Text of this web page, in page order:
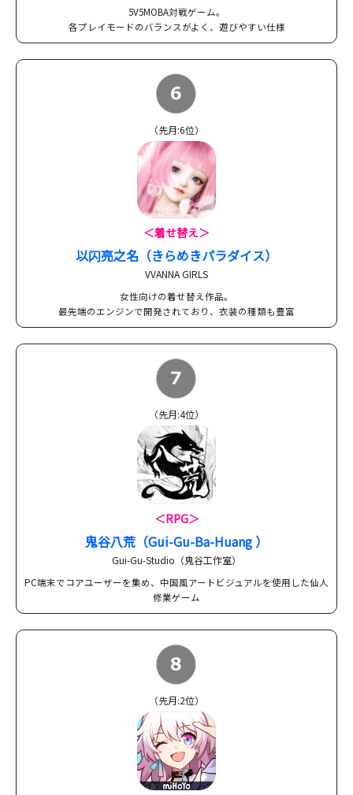
5V5MOBA対戦ゲーム。
各プレイモードのバランスがよく、遊びやすい仕様
（先月:6位）
＜着せ替え＞
以闪亮之名（きらめきパラダイス）
VVANNA GIRLS
女性向けの着せ替え作品。
最先端のエンジンで開発されており、衣装の種類も豊富
（先月:4位）
＜RPG＞
鬼谷八荒（Gui-Gu-Ba-Huang ）
Gui-Gu-Studio（鬼谷工作室）
PC端末でコアユーザーを集め、中国風アートビジュアルを使用した仙人
修業ゲーム
（先月:2位）